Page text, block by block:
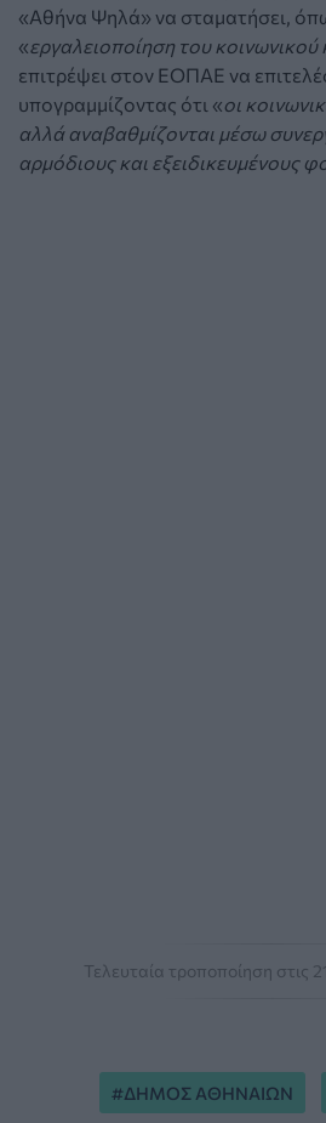
«Αθήνα Ψηλά» να σταματήσει,
«εργαλειοποίηση του κοινωνικού
επιτρέψει στον ΕΟΠΑΕ να
υπογραμμίζοντας ότι «οι
αλλά αναβαθμίζονται μέσω
αρμόδιους και εξειδικευμένους
Τελευταία τροποποίηση στις
ΔΗΜΟΣ ΑΘΗΝΑΙΩΝ